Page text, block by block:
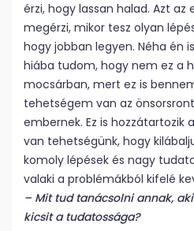
érzi, hogy lassan halad. Azt
megérzi, mikor tesz olyan
hogy jobban legyen. Néha én
hiába tudom, hogy nem ez a
mocsárban, mert ez is
tehetségem van az
embernek. Ez is hozzátartozik
van tehetségünk, hogy
komoly lépések és nagy
valaki a problémákból kifelé
– Mit tud tanácsolni annak,
kicsit a tudatossága?